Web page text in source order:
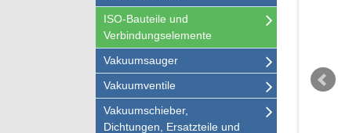
ISO-Bauteile und
Verbindungselemente
Vakuumsauger
Vakuumventile
Vakuumschieber,
Dichtungen, Ersatzteile und